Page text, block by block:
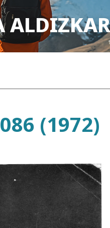
(1972)